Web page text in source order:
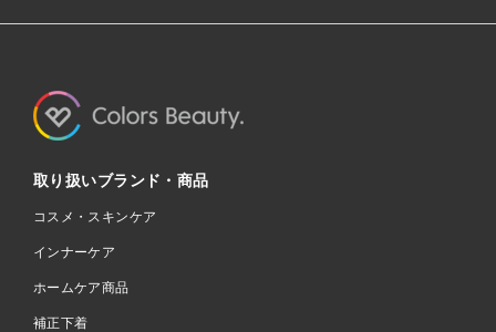
取り扱いブランド・商品
コスメ・スキンケア
インナーケア
ホームケア商品
補正下着